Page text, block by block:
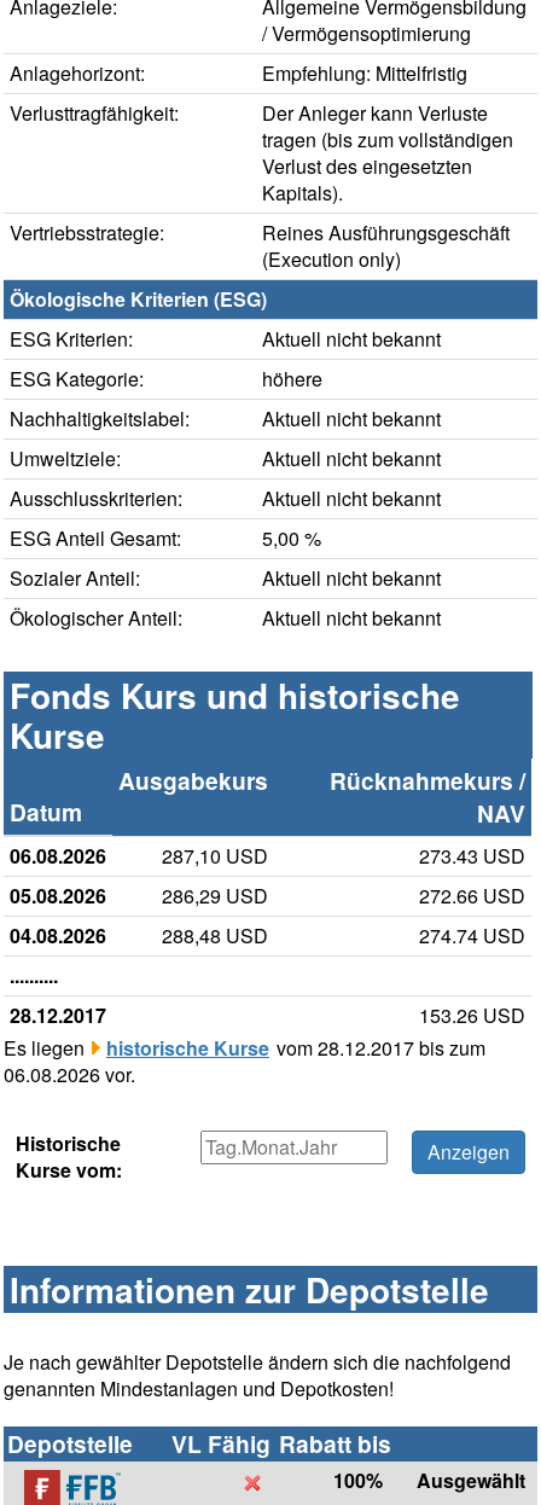
Anlageziele:
Allgemeine Vermögensbildung
/ Vermögensoptimierung
Anlagehorizont:
Empfehlung: Mittelfristig
Verlusttragfähigkeit:
Der Anleger kann Verluste
tragen (bis zum vollständigen
Verlust des eingesetzten
Kapitals).
Vertriebsstrategie:
Reines Ausführungsgeschäft
(Execution only)
Ökologische Kriterien (ESG)
ESG Kriterien:
Aktuell nicht bekannt
ESG Kategorie:
höhere
Nachhaltigkeitslabel:
Aktuell nicht bekannt
Umweltziele:
Aktuell nicht bekannt
Ausschlusskriterien:
Aktuell nicht bekannt
ESG Anteil Gesamt:
5,00 %
Sozialer Anteil:
Aktuell nicht bekannt
Ökologischer Anteil:
Aktuell nicht bekannt
Fonds Kurs und historische
Kurse
Datum
Ausgabekurs
Rücknahmekurs /
NAV
06.08.2026 287,10 USD
273.43 USD
05.08.2026
286,29 USD
272.66 USD
04.08.2026
288,48 USD
274.74 USD
..........
28.12.2017
153.26 USD
Es liegen
historische Kurse vom 28.12.2017 bis zum
06.08.2026 vor.
Historische
Kurse vom:
Informationen zur Depotstelle
Je nach gewählter Depotstelle ändern sich die nachfolgend
genannten Mindestanlagen und Depotkosten!
Depotstelle VL Fähig Rabatt bis
100%
Ausgewählt